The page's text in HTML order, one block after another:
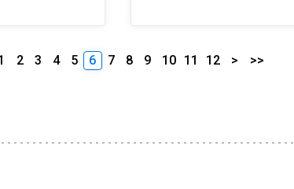
2 3 4 5 6 7 8 9 10 11 12 > >>